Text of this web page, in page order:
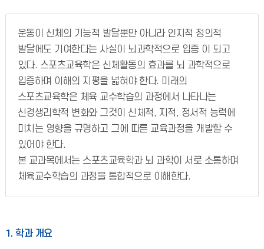
운동이 신체의 기능적 발달뿐만 아니라 인지적 정의적
발달에도 기여한다는 사실이 뇌과학적으로 입증 이 되고
있다. 스포츠교육학은 신체활동의 효과를 뇌 과학적으로
입증하며 이해의 지평을 넓혀야 한다. 미래의
스포츠교육학은 체육 교수학습의 과정에서 나타나는
신경생리학적 변화와 그것이 신체적, 지적, 정서적 능력에
미치는 영향을 규명하고 그에 따른 교육과정을 개발할 수
있어야 한다.
본 교과목에서는 스포츠교육학과 뇌 과학이 서로 소통하며
체육교수학습의 과정을 통합적으로 이해한다.
1. 학과 개요